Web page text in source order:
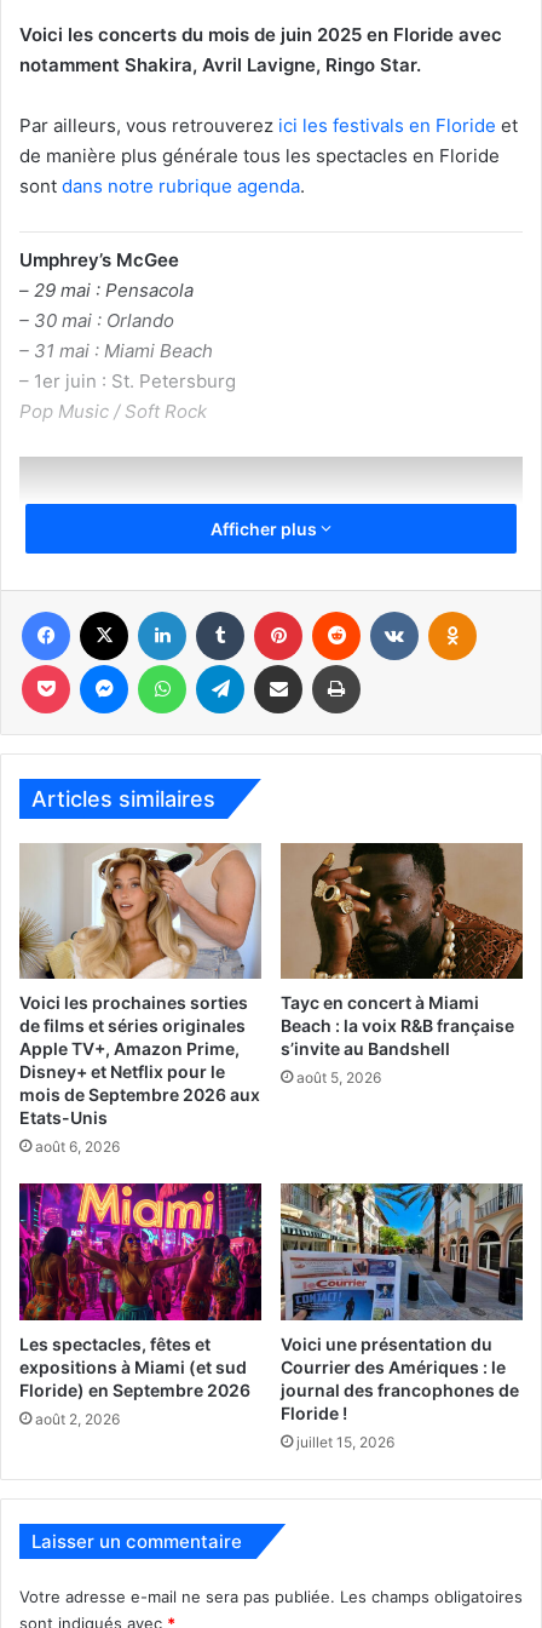
Voici les concerts du mois de juin 2025 en Floride avec
notamment Shakira, Avril Lavigne, Ringo Star.
Par ailleurs, vous retrouverez ici les festivals en Floride et
de manière plus générale tous les spectacles en Floride
sont dans notre rubrique agenda.
Umphrey’s McGee
– 29 mai : Pensacola
– 30 mai : Orlando
– 31 mai : Miami Beach
– 1er juin : St. Petersburg
Pop Music / Soft Rock
1er juin
Revolution Live
Fort Lauderdale
Pop Music / Soft Rock
Turnover
– 2 juin : Fort Lauderdale
– 3 juin : Orlando
– 4 juin : Jacksonville
Alternative Rock / Indie
4 juin
Afficher plus
Facebook Linkedin Tumblr Pinterest Reddit VKontakte
Pocket MessengerWhatsAppTelegram Partager par email Imprimer
Articles similaires
Voici les prochaines sorties
de films et séries originales
Apple TV+, Amazon Prime,
Disney+ et Netflix pour le
mois de Septembre 2026 aux
Etats-Unis
août 6, 2026
Tayc en concert à Miami
Beach : la voix R&B française
s’invite au Bandshell
août 5, 2026
Les spectacles, fêtes et
expositions à Miami (et sud
Floride) en Septembre 2026
août 2, 2026
Voici une présentation du
Courrier des Amériques : le
journal des francophones de
Floride !
juillet 15, 2026
Laisser un commentaire
Votre adresse e-mail ne sera pas publiée. Les champs obligatoires
sont indiqués avec *